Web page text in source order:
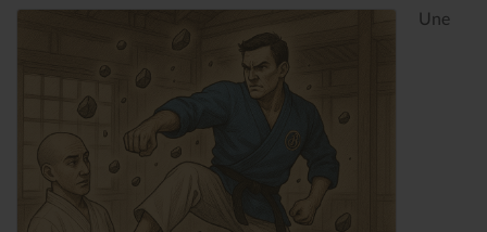
Une